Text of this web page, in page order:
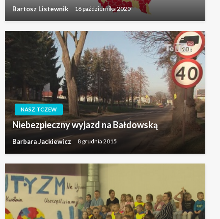
Bartosz Listewnik 16 października 2020
NASZ TCZEW
Niebezpieczny wyjazd na Bałdowską
Barbara Jackiewicz 8 grudnia 2015